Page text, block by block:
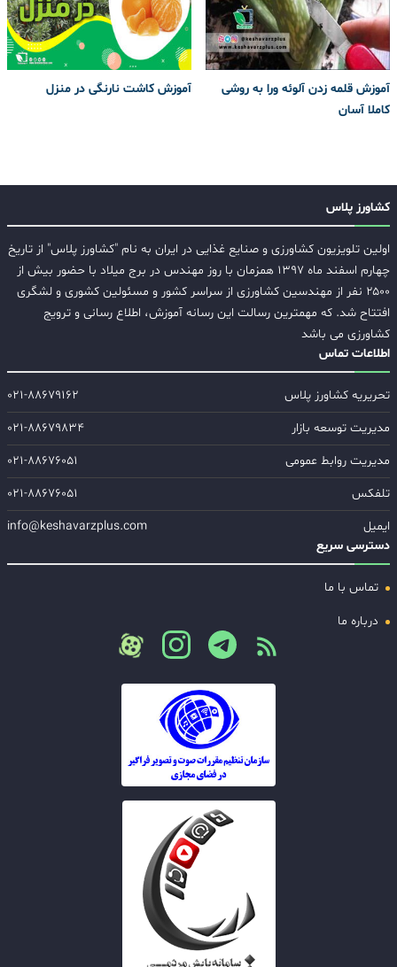
آموزش قلمه زدن آلوئه ورا به روشی
کاملا آسان
آموزش کاشت نارنگی در منزل
کشاورز پلاس
اولین تلویزیون کشاورزی و صنایع غذایی در ایران به نام "کشاورز پلاس" از تاریخ
چهارم اسفند ماه ۱۳۹۷ همزمان با روز مهندس در برج میلاد با حضور بیش از
۲۵۰۰ نفر از مهندسین کشاورزی از سراسر کشور و مسئولین کشوری و لشگری
افتتاح شد. که مهمترین رسالت این رسانه آموزش، اطلاع رسانی و ترویج
کشاورزی می باشد
اطلاعات تماس
تحریریه کشاورز پلاس
۰۲۱-۸۸۶۷۹۱۶۲
مدیریت توسعه بازار
۰۲۱-۸۸۶۷۹۸۳۴
مدیریت روابط عمومی
۰۲۱-۸۸۶۷۶۰۵۱
تلفکس
۰۲۱-۸۸۶۷۶۰۵۱
ایمیل
info@keshavarzplus.com
دسترسی سریع
تماس با ما
درباره ما